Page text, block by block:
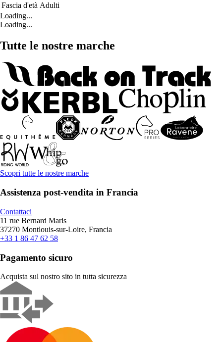
Fascia d'età Adulti
Loading...
Loading...
Tutte le nostre marche
Scopri tutte le nostre marche
Assistenza post-vendita in Francia
Contattaci
11 rue Bernard Maris
37270 Montlouis-sur-Loire, Francia
+33 1 86 47 62 58
Pagamento sicuro
Acquista sul nostro sito in tutta sicurezza